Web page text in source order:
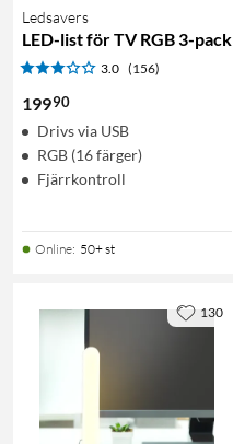
Ledsavers
LED-list för TV RGB 3-pack
3.0 (156)
19990
Drivs via USB
RGB (16 färger)
Fjärrkontroll
Online: 50+ st
130